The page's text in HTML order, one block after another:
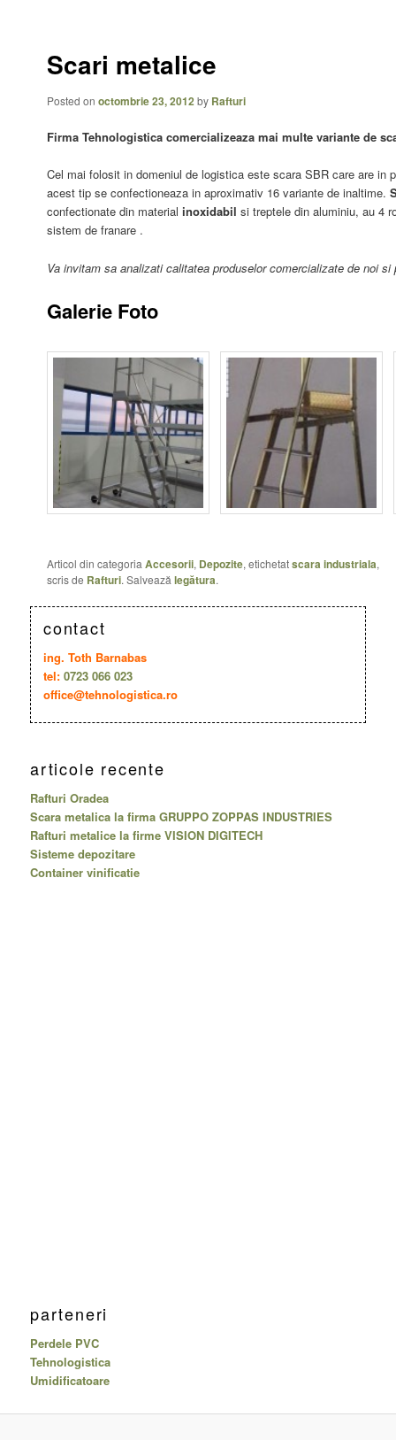
Scari metalice
Posted onoctombrie 23, 2012by Rafturi
Firma Tehnologistica comercializeaza mai multe variante de
Cel mai folosit in domeniul de logistica este scara SBR care are in
acest tip se confectioneaza in aproximativ 16 variante de inaltime.
confectionate din materialinoxidabil si treptele din aluminiu, au 4
sistem de franare .
Va invitam sa analizati calitatea produselor comercializate de noi
Galerie Foto
Articol din categoriaAccesorii, Depozite, etichetatscara industriala,
scris de Rafturi. Salveazălegătura.
contact
ing. Toth Barnabas
tel:0723 066 023
office@tehnologistica.ro
articole recente
Rafturi Oradea
Scara metalica la firma GRUPPO ZOPPAS INDUSTRIES
Rafturi metalice la firme VISION DIGITECH
Sisteme depozitare
Container vinificatie
parteneri
Perdele PVC
Tehnologistica
Umidificatoare